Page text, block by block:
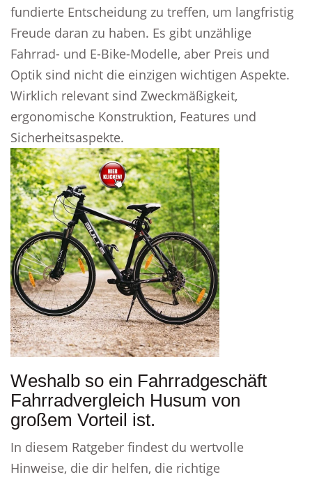
fundierte Entscheidung zu treffen, um langfristig
Freude daran zu haben. Es gibt unzählige
Fahrrad- und E-Bike-Modelle, aber Preis und
Optik sind nicht die einzigen wichtigen Aspekte.
Wirklich relevant sind Zweckmäßigkeit,
ergonomische Konstruktion, Features und
Sicherheitsaspekte.
Weshalb so ein Fahrradgeschäft
Fahrradvergleich Husum von
großem Vorteil ist.
In diesem Ratgeber findest du wertvolle
Hinweise, die dir helfen, die richtige